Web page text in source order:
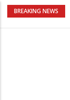
BREAKING NEWS